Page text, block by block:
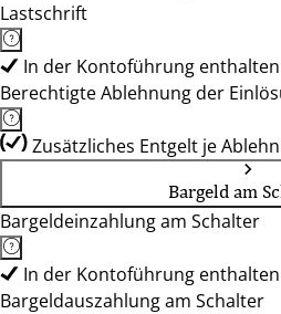
Lastschrift
In der Kontoführung enthalten
Berechtigte Ablehnung der
Zusätzliches Entgelt je
Bargeld am
Bargeldeinzahlung am Schalter
In der Kontoführung enthalten
Bargeldauszahlung am Schalter